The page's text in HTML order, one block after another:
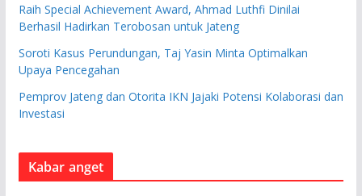
Raih Special Achievement Award, Ahmad Luthfi Dinilai
Berhasil Hadirkan Terobosan untuk Jateng
Soroti Kasus Perundungan, Taj Yasin Minta Optimalkan
Upaya Pencegahan
Pemprov Jateng dan Otorita IKN Jajaki Potensi Kolaborasi dan
Investasi
Kabar anget